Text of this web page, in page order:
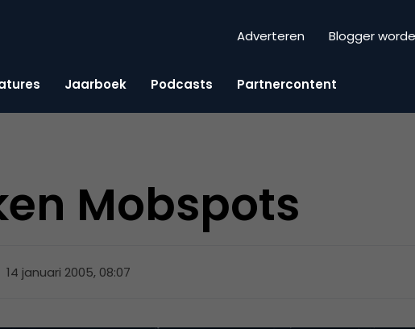
Adverteren Blogger
Jaarboek Podcasts Partnercontent
Mobspots
14 januari 2005, 08:07